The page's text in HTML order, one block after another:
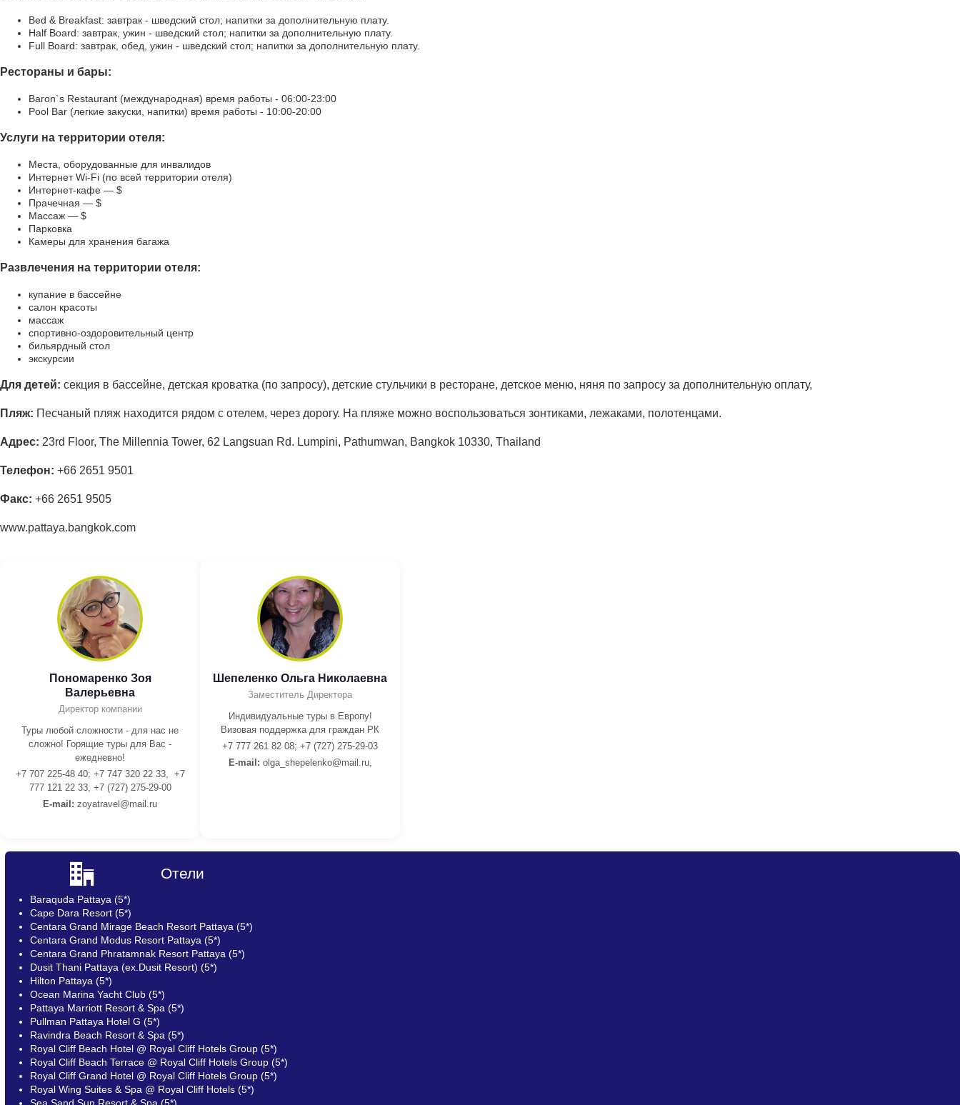
Bed & Breakfast: завтрак - шведский стол; напитки за дополнительную плату.
Half Board: завтрак, ужин - шведский стол; напитки за дополнительную плату.
Full Board: завтрак, обед, ужин - шведский стол; напитки за дополнительную плату.
Рестораны и бары:
Baron`s Restaurant (международная) время работы - 06:00-23:00
Pool Bar (легкие закуски, напитки) время работы - 10:00-20:00
Услуги на территории отеля:
Места, оборудованные для инвалидов
Интернет Wi-Fi (по всей территории отеля)
Интернет-кафе — $
Прачечная — $
Массаж — $
Парковка
Камеры для хранения багажа
Развлечения на территории отеля:
купание в бассейне
салон красоты
массаж
спортивно-оздоровительный центр
бильярдный стол
экскурсии
Для детей: секция в бассейне, детская кроватка (по запросу), детские стульчики в ресторане, детское меню, няня по запросу за дополнительную оплату,
Пляж: Песчаный пляж находится рядом с отелем, через дорогу. На пляже можно воспользоваться зонтиками, лежаками, полотенцами.
Адрес: 23rd Floor, The Millennia Tower, 62 Langsuan Rd. Lumpini, Pathumwan, Bangkok 10330, Thailand
Телефон: +66 2651 9501
Факс: +66 2651 9505
www.pattaya.bangkok.com
Пономаренко Зоя
Валерьевна
Директор компании
Туры любой сложности - для нас не
сложно! Горящие туры для Вас -
ежедневно!
+7 707 225-48 40; +7 747 320 22 33, +7
777 121 22 33, +7 (727) 275-29-00
E-mail: zoyatravel@mail.ru
Шепеленко Ольга Николаевна
Заместитель Директора
Индивидуальные туры в Европу!
Визовая поддержка для граждан РК
+7 777 261 82 08; +7 (727) 275-29-03
E-mail: olga_shepelenko@mail.ru,
Отели
Baraquda Pattaya (5*)
Cape Dara Resort (5*)
Centara Grand Mirage Beach Resort Pattaya (5*)
Centara Grand Modus Resort Pattaya (5*)
Centara Grand Phratamnak Resort Pattaya (5*)
Dusit Thani Pattaya (ex.Dusit Resort) (5*)
Hilton Pattaya (5*)
Ocean Marina Yacht Club (5*)
Pattaya Marriott Resort & Spa (5*)
Pullman Pattaya Hotel G (5*)
Ravindra Beach Resort & Spa (5*)
Royal Cliff Beach Hotel @ Royal Cliff Hotels Group (5*)
Royal Cliff Beach Terrace @ Royal Cliff Hotels Group (5*)
Royal Cliff Grand Hotel @ Royal Cliff Hotels Group (5*)
Royal Wing Suites & Spa @ Royal Cliff Hotels (5*)
Sea Sand Sun Resort & Spa (5*)